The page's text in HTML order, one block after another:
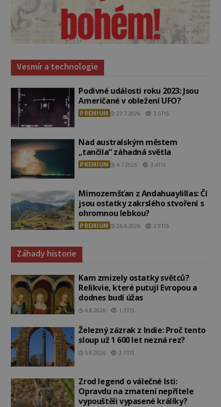
Vesmír a technologie
Podivné události roku 2023: Jsou
Američané v obležení UFO?
PREMIUM 27.7.2026 3.5TIS
Nad australským městem
„tančila“ záhadná světla
PREMIUM 4.7.2026 3.4TIS
Mimozemšťan z Andahuaylillas: Čí
jsou ostatky zakrslého stvoření s
ohromnou lebkou?
PREMIUM 26.6.2026 2.9TIS
Záhady historie
Kam zmizely ostatky světců?
Relikvie, které putují Evropou a
dodnes budí úžas
6.8.2026 1.3TIS
Železný zázrak z Indie: Proč tento
sloup už 1 600 let nezná rez?
5.8.2026 2.1TIS
Zrod legend o válečné lsti:
Opravdu na zmatení nepřítele
vypouštěli vypasené králíky?